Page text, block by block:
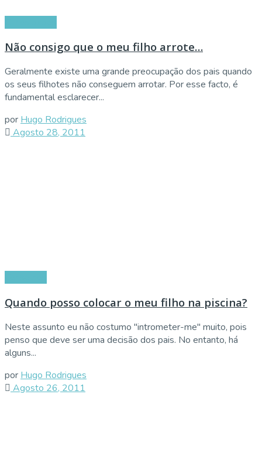
Não consigo que o meu filho arrote…
Geralmente existe uma grande preocupação dos pais quando
os seus filhotes não conseguem arrotar. Por esse facto, é
fundamental esclarecer...
por Hugo Rodrigues
Agosto 28, 2011
Quando posso colocar o meu filho na piscina?
Neste assunto eu não costumo "intrometer-me" muito, pois
penso que deve ser uma decisão dos pais. No entanto, há
alguns...
por Hugo Rodrigues
Agosto 26, 2011